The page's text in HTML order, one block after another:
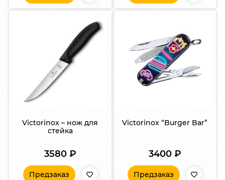
Victorinox – нож для
стейка
3580 ₽
Предзаказ
Victorinox “Burger Bar”
3400 ₽
Предзаказ